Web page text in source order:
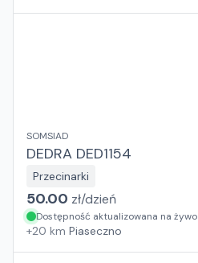
SOMSIAD
DEDRA DED1154
Przecinarki
50.00 zł/dzień
Dostępność aktualizowana na żywo
+20 km Piaseczno